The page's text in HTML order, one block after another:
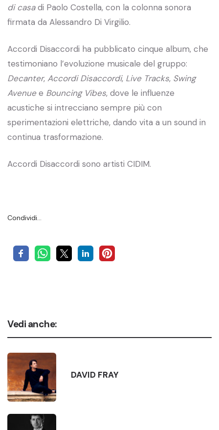
di casadi Paolo Costella, con la colonna sonora
firmata da Alessandro Di Virgilio.
Accordi Disaccordi ha pubblicato cinque album, che
testimoniano l’evoluzione musicale del gruppo:
Decanter, Accordi Disaccordi, Live Tracks, Swing
Avenuee Bouncing Vibes, dove le influenze
acustiche si intrecciano sempre più con
sperimentazioni elettriche, dando vita a un sound in
continua trasformazione.
Accordi Disaccordi sono artisti CIDIM.
Condividi…
Vedi anche:
DAVID FRAY